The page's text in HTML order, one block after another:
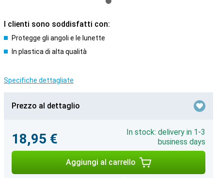
I clienti sono soddisfatti con:
Protegge gli angoli e le lunette
In plastica di alta qualità
Specifiche dettagliate
Prezzo al dettaglio
18,95 €
In stock: delivery in 1-3
business days
Aggiungi al carrello